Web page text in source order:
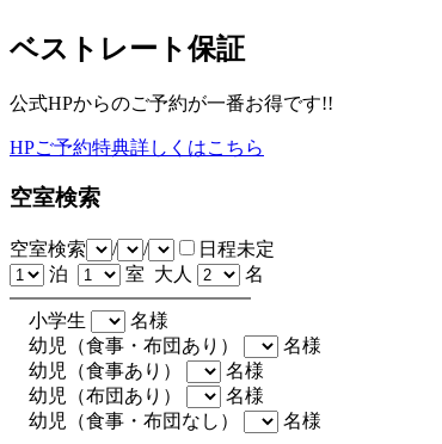
ベストレート保証
公式HPからのご予約が一番お得です!!
HPご予約特典詳しくはこちら
空室検索
空室検索 / /
日程未定
泊
室 大人 名
小学生
名様
幼児（食事・布団あり）
名様
幼児（食事あり）
名様
幼児（布団あり）
名様
幼児（食事・布団なし）
名様